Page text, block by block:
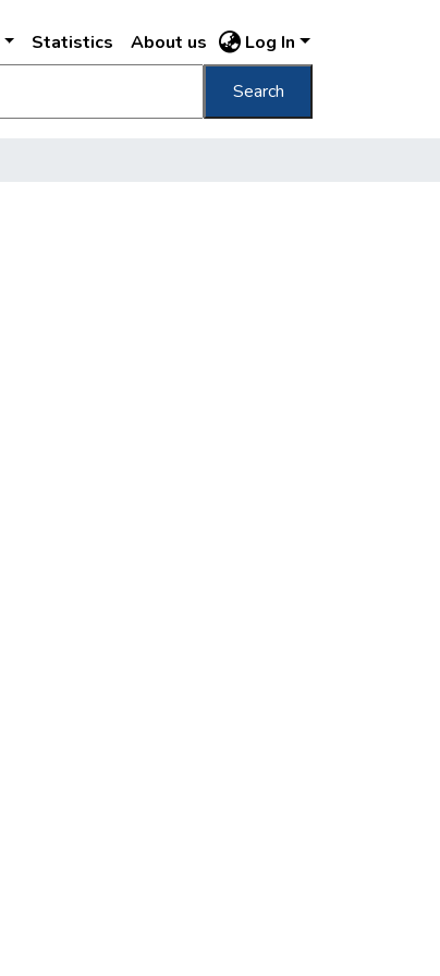
Statistics About us Log In
Search